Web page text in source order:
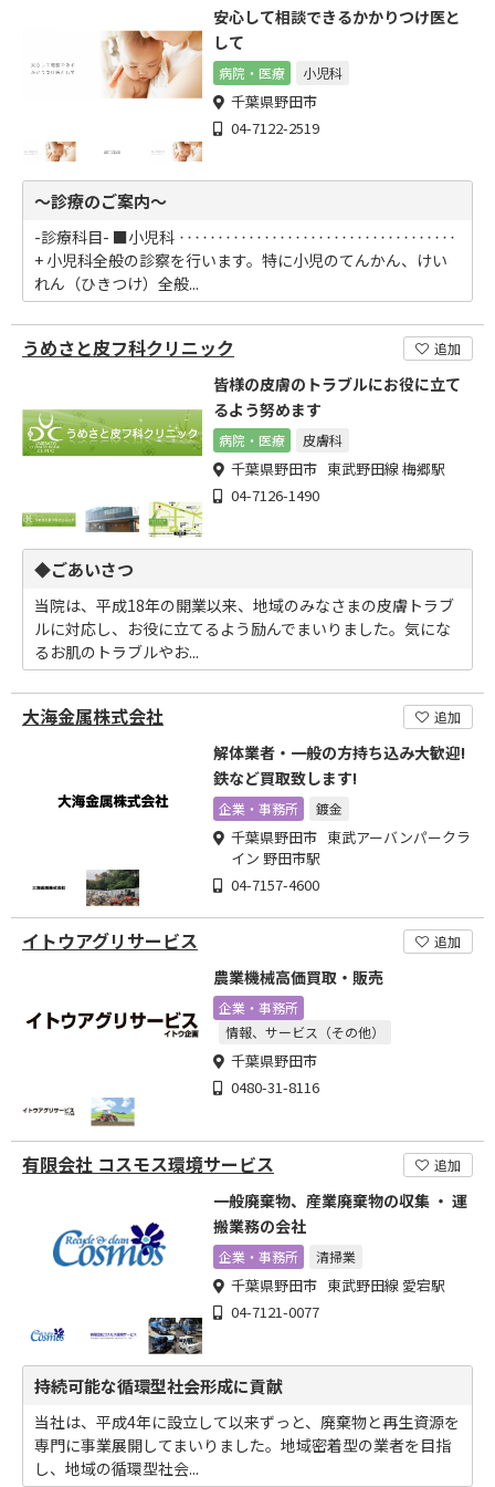
安心して相談できるかかりつけ医と
して
病院・医療 小児科
千葉県野田市
04-7122-2519
～診療のご案内～
-診療科目- ■小児科 ‥‥‥‥‥‥‥‥‥‥‥‥‥‥‥‥‥‥
+ 小児科全般の診察を行います。特に小児のてんかん、けい
れん（ひきつけ）全般...
うめさと皮フ科クリニック 追加
皆様の皮膚のトラブルにお役に立て
るよう努めます
病院・医療 皮膚科
千葉県野田市 東武野田線 梅郷駅
04-7126-1490
◆ごあいさつ
当院は、平成18年の開業以来、地域のみなさまの皮膚トラブ
ルに対応し、お役に立てるよう励んでまいりました。気にな
るお肌のトラブルやお...
大海金属株式会社 追加
解体業者・一般の方持ち込み大歓迎!
鉄など買取致します!
企業・事務所 鍍金
千葉県野田市 東武アーバンパークラ
イン 野田市駅
04-7157-4600
イトウアグリサービス 追加
農業機械高価買取・販売
企業・事務所
情報、サービス（その他）
千葉県野田市
0480-31-8116
有限会社 コスモス環境サービス 追加
一般廃棄物、産業廃棄物の収集 ・ 運
搬業務の会社
企業・事務所 清掃業
千葉県野田市 東武野田線 愛宕駅
04-7121-0077
持続可能な循環型社会形成に貢献
当社は、平成4年に設立して以来ずっと、廃棄物と再生資源を
専門に事業展開してまいりました。地域密着型の業者を目指
し、地域の循環型社会...